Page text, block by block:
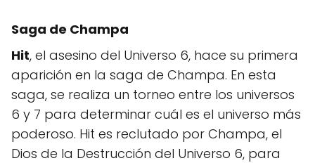
Saga de Champa
Hit, el asesino del Universo 6, hace su primera
aparición en la saga de Champa. En esta
saga, se realiza un torneo entre los universos
6 y 7 para determinar cuál es el universo más
poderoso. Hit es reclutado por Champa, el
Dios de la Destrucción del Universo 6, para